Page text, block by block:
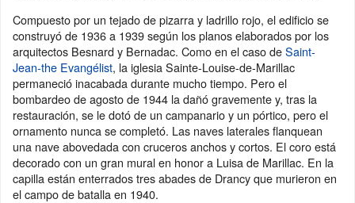
Compuesto por un tejado de pizarra y ladrillo rojo, el edificio se
construyó de 1936 a 1939 según los planos elaborados por los
arquitectos Besnard y Bernadac. Como en el caso deSaint-
Jean-the Evangélist, la iglesia Sainte-Louise-de-Marillac
permaneció inacabada durante mucho tiempo. Pero el
bombardeo de agosto de 1944 la dañó gravemente y, tras la
restauración, se le dotó de un campanario y un pórtico, pero el
ornamento nunca se completó. Las naves laterales flanquean
una nave abovedada con cruceros anchos y cortos. El coro está
decorado con un gran mural en honor a Luisa de Marillac. En la
capilla están enterrados tres abades de Drancy que murieron en
el campo de batalla en 1940.